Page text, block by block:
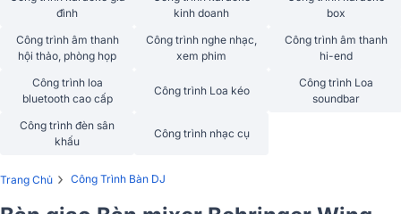
đình
kinh doanh
box
Công trình âm thanh
hội thảo, phòng họp
Công trình nghe nhạc,
xem phim
Công trình âm thanh
hi-end
Công trình loa
bluetooth cao cấp
Công trình Loa kéo
Công trình Loa
soundbar
Công trình đèn sân
khấu
Công trình nhạc cụ
Trang Chủ › Công Trình Bàn DJ